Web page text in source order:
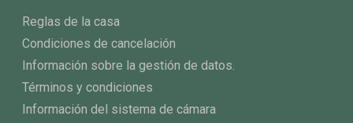
Reglas de la casa
Condiciones de cancelación
Información sobre la gestión de datos.
Términos y condiciones
Información del sistema de cámara